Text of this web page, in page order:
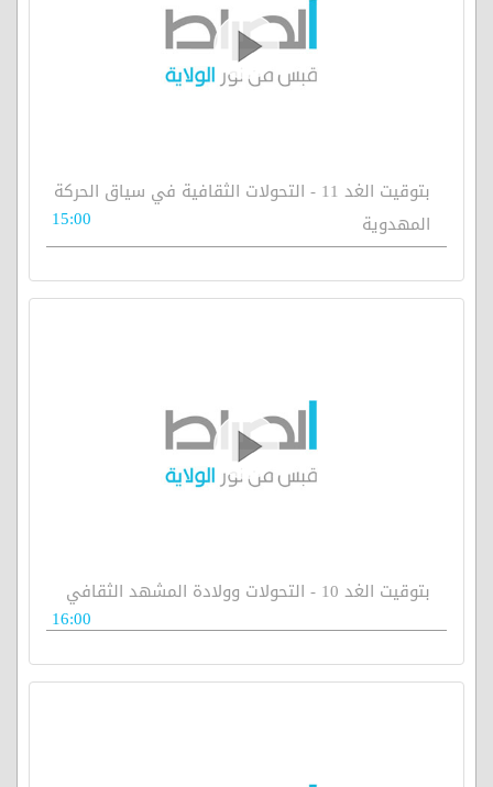
بتوقيت الغد 11 - التحولات الثقافية في سياق الحركة
المهدوية
15:00
بتوقيت الغد 10 - التحولات وولادة المشهد الثقافي
16:00